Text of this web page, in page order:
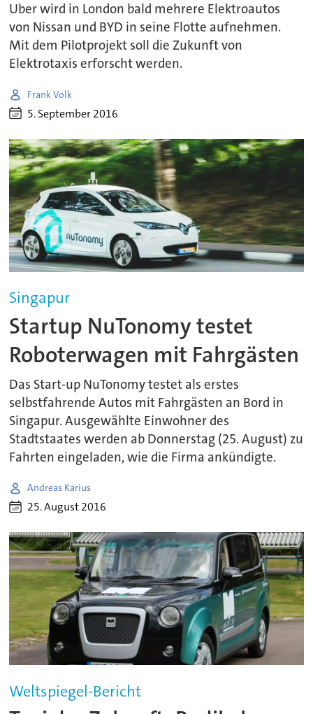
Uber wird in London bald mehrere Elektroautos
von Nissan und BYD in seine Flotte aufnehmen.
Mit dem Pilotprojekt soll die Zukunft von
Elektrotaxis erforscht werden.
Frank Volk
5. September 2016
Singapur
Startup NuTonomy testet
Roboterwagen mit Fahrgästen
Das Start-up NuTonomy testet als erstes
selbstfahrende Autos mit Fahrgästen an Bord in
Singapur. Ausgewählte Einwohner des
Stadtstaates werden ab Donnerstag (25. August) zu
Fahrten eingeladen, wie die Firma ankündigte.
Andreas Karius
25. August 2016
Weltspiegel-Bericht